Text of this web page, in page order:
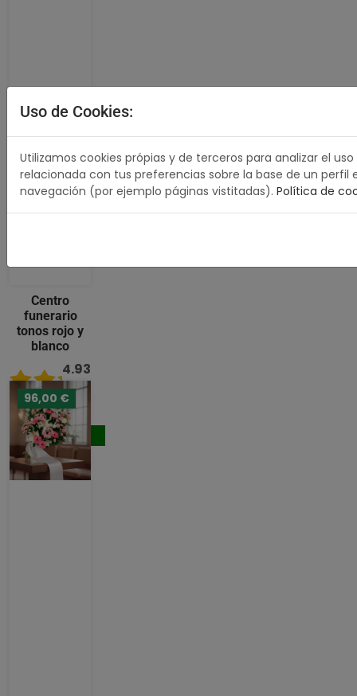
Centro
funerario
tonos rojo y
blanco
4.93
/ 5
124,00 €
Comprar
96,00 €
Uso de Cookies:
Utilizamos cookies própias y de terceros para analizar el
relacionada con tus preferencias sobre la base de un perfil
navegación (por ejemplo páginas vistitadas). Política de